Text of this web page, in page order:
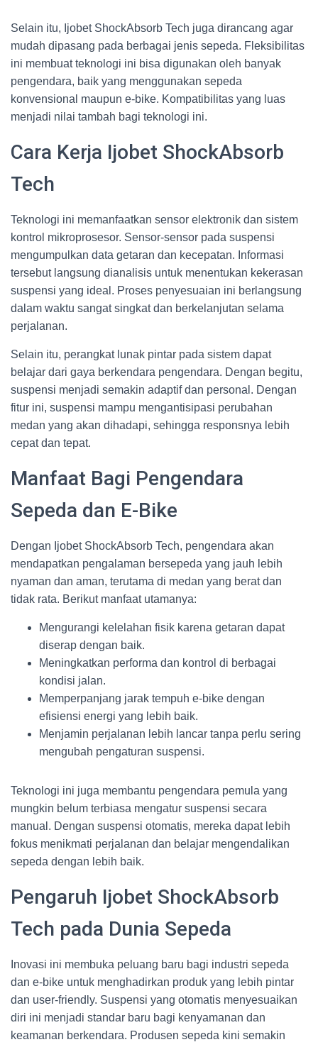
Selain itu, Ijobet ShockAbsorb Tech juga dirancang agar
mudah dipasang pada berbagai jenis sepeda. Fleksibilitas
ini membuat teknologi ini bisa digunakan oleh banyak
pengendara, baik yang menggunakan sepeda
konvensional maupun e-bike. Kompatibilitas yang luas
menjadi nilai tambah bagi teknologi ini.
Cara Kerja Ijobet ShockAbsorb
Tech
Teknologi ini memanfaatkan sensor elektronik dan sistem
kontrol mikroprosesor. Sensor-sensor pada suspensi
mengumpulkan data getaran dan kecepatan. Informasi
tersebut langsung dianalisis untuk menentukan kekerasan
suspensi yang ideal. Proses penyesuaian ini berlangsung
dalam waktu sangat singkat dan berkelanjutan selama
perjalanan.
Selain itu, perangkat lunak pintar pada sistem dapat
belajar dari gaya berkendara pengendara. Dengan begitu,
suspensi menjadi semakin adaptif dan personal. Dengan
fitur ini, suspensi mampu mengantisipasi perubahan
medan yang akan dihadapi, sehingga responsnya lebih
cepat dan tepat.
Manfaat Bagi Pengendara
Sepeda dan E-Bike
Dengan Ijobet ShockAbsorb Tech, pengendara akan
mendapatkan pengalaman bersepeda yang jauh lebih
nyaman dan aman, terutama di medan yang berat dan
tidak rata. Berikut manfaat utamanya:
Mengurangi kelelahan fisik karena getaran dapat
diserap dengan baik.
Meningkatkan performa dan kontrol di berbagai
kondisi jalan.
Memperpanjang jarak tempuh e-bike dengan
efisiensi energi yang lebih baik.
Menjamin perjalanan lebih lancar tanpa perlu sering
mengubah pengaturan suspensi.
Teknologi ini juga membantu pengendara pemula yang
mungkin belum terbiasa mengatur suspensi secara
manual. Dengan suspensi otomatis, mereka dapat lebih
fokus menikmati perjalanan dan belajar mengendalikan
sepeda dengan lebih baik.
Pengaruh Ijobet ShockAbsorb
Tech pada Dunia Sepeda
Inovasi ini membuka peluang baru bagi industri sepeda
dan e-bike untuk menghadirkan produk yang lebih pintar
dan user-friendly. Suspensi yang otomatis menyesuaikan
diri ini menjadi standar baru bagi kenyamanan dan
keamanan berkendara. Produsen sepeda kini semakin